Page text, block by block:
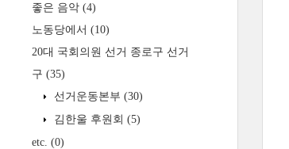
좋은 음악 (4)
노동당에서 (10)
20대 국회의원 선거 종로구 선거
구 (35)
선거운동본부 (30)
김한울 후원회 (5)
etc. (0)